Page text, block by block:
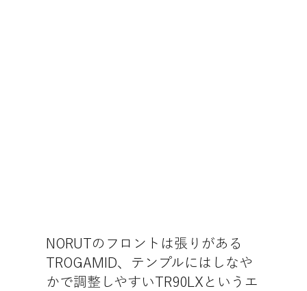
NORUTのフロントは張りがある
TROGAMID、テンプルにはしなや
かで調整しやすいTR90LXというエ